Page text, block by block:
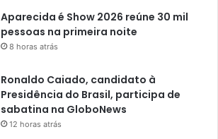
Aparecida é Show 2026 reúne 30 mil
pessoas na primeira noite
8 horas atrás
Ronaldo Caiado, candidato à
Presidência do Brasil, participa de
sabatina na GloboNews
12 horas atrás